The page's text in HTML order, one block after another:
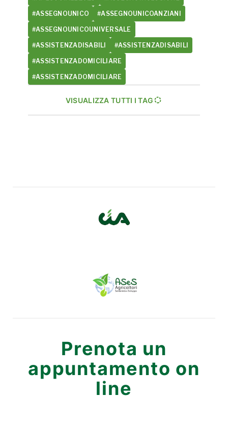
#ASSEGNOUNICO #ASSEGNOUNICOANZIANI
#ASSEGNOUNICOUNIVERSALE
#ASSISTENZADISABILI #ASSISTENZADISABILI
#ASSISTENZADOMICILIARE
#ASSISTENZADOMICILIARE
VISUALIZZA TUTTI I TAG
Prenota un
appuntamento on
line